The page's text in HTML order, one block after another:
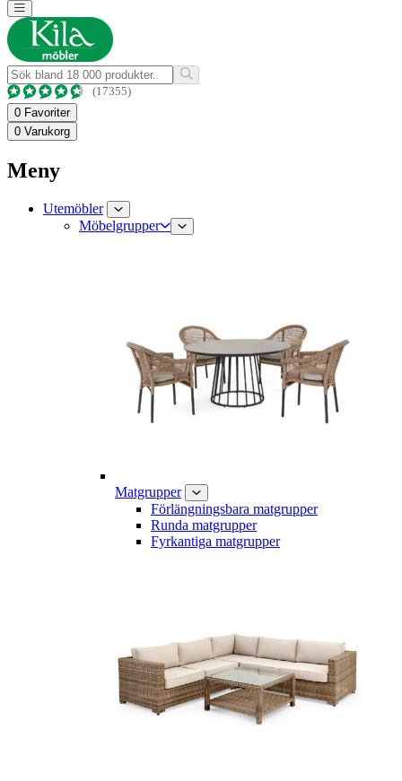
(17355)
0 Favoriter
0 Varukorg
Meny
Utemöbler
Möbelgrupper
Matgrupper
Förlängningsbara matgrupper
Runda matgrupper
Fyrkantiga matgrupper